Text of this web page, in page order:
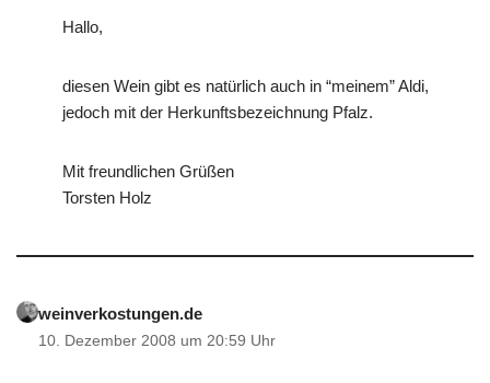
Hallo,
diesen Wein gibt es natürlich auch in “meinem” Aldi,
jedoch mit der Herkunftsbezeichnung Pfalz.
Mit freundlichen Grüßen
Torsten Holz
weinverkostungen.de
10. Dezember 2008 um 20:59 Uhr